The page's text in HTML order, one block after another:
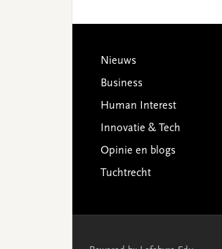
Footer
Nieuws
Business
Human Interest
Innovatie & Tech
Opinie en blogs
Tuchtrecht